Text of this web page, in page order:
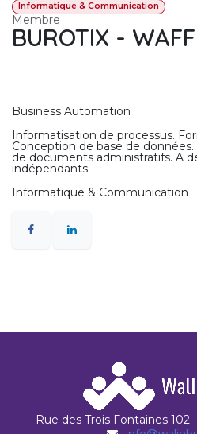
Informatique & Communication
Membre
BUROTIX -
Business Automation
Informatisation de processus.
Conception de base de
de documents administratifs. A
indépendants.
Informatique & Communication
Rue des Trois Fontaines 102